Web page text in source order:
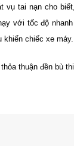
vụ tai nạn cho
với tốc độ
chiếc xe máy.
thuận đền bù